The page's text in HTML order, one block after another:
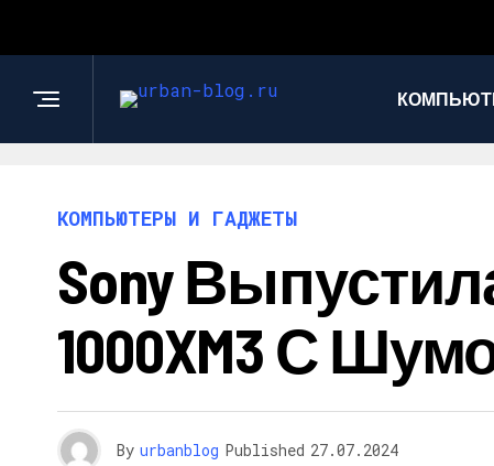
КОМПЬЮТЕРЫ И ГАДЖЕТЫ
Sony
1000XM3 С
By urbanblog Published 27.07.2024